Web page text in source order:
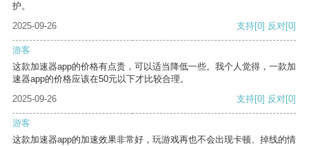
护。
2025-09-26
支持[0] 反对[0]
游客
这款加速器app的价格有点贵，可以适当降低一些。我个人觉得，一款加
速器app的价格应该在50元以下才比较合理。
2025-09-26
支持[0] 反对[0]
游客
这款加速器app的加速效果非常好，玩游戏再也不会出现卡顿、掉线的情